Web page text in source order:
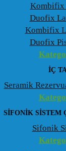
Kombifix
Duofix
Kombifix
Duofix
İÇ
Seramik
SIFONIK SISTEM
Sifonik